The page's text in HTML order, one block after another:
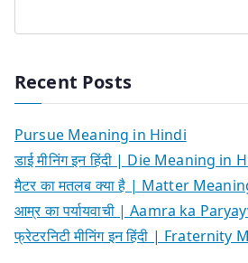
Recent Posts
Pursue Meaning in Hindi
डाई मीनिंग इन हिंदी | Die Meaning in
मैटर का मतलब क्या है | Matter
आम्र का पर्यायवाची | Aamra ka
फ्रेटरनिटी मीनिंग इन हिंदी |